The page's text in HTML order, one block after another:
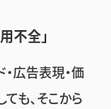
不全」
広告表現・価
も、そこから